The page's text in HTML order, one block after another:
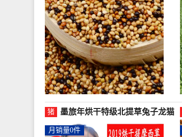
猪
墨旅年烘干特级北提草兔子龙猫
荷兰猪牧草饲料干草包邮-猪饲料
(墨旅旗舰店仅售18.8元)
月销量0件